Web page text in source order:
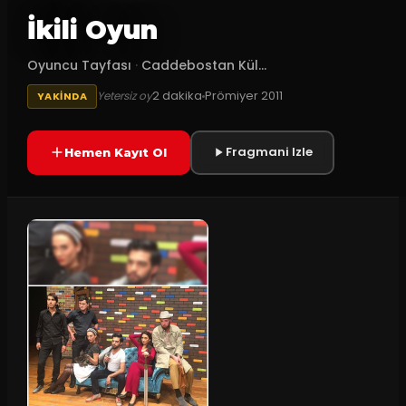
İkili Oyun
Oyuncu Tayfası · Caddebostan Kül...
YAKINDA Yetersiz oy2 dakikaPrömiyer 2011
Hemen Kayıt Ol Fragmani Izle